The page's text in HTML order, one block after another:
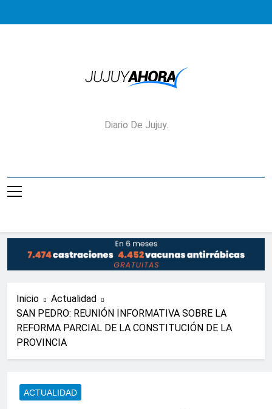
Jujuy Ahora!
Diario De Jujuy.
Inicio
Actualidad
SAN PEDRO: REUNIÓN INFORMATIVA SOBRE LA
REFORMA PARCIAL DE LA CONSTITUCIÓN DE LA
PROVINCIA
ACTUALIDAD